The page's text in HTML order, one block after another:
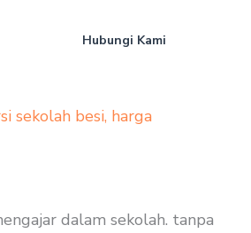
Hubungi Kami
sekolah besi, harga
dalam sekolah. tanpa